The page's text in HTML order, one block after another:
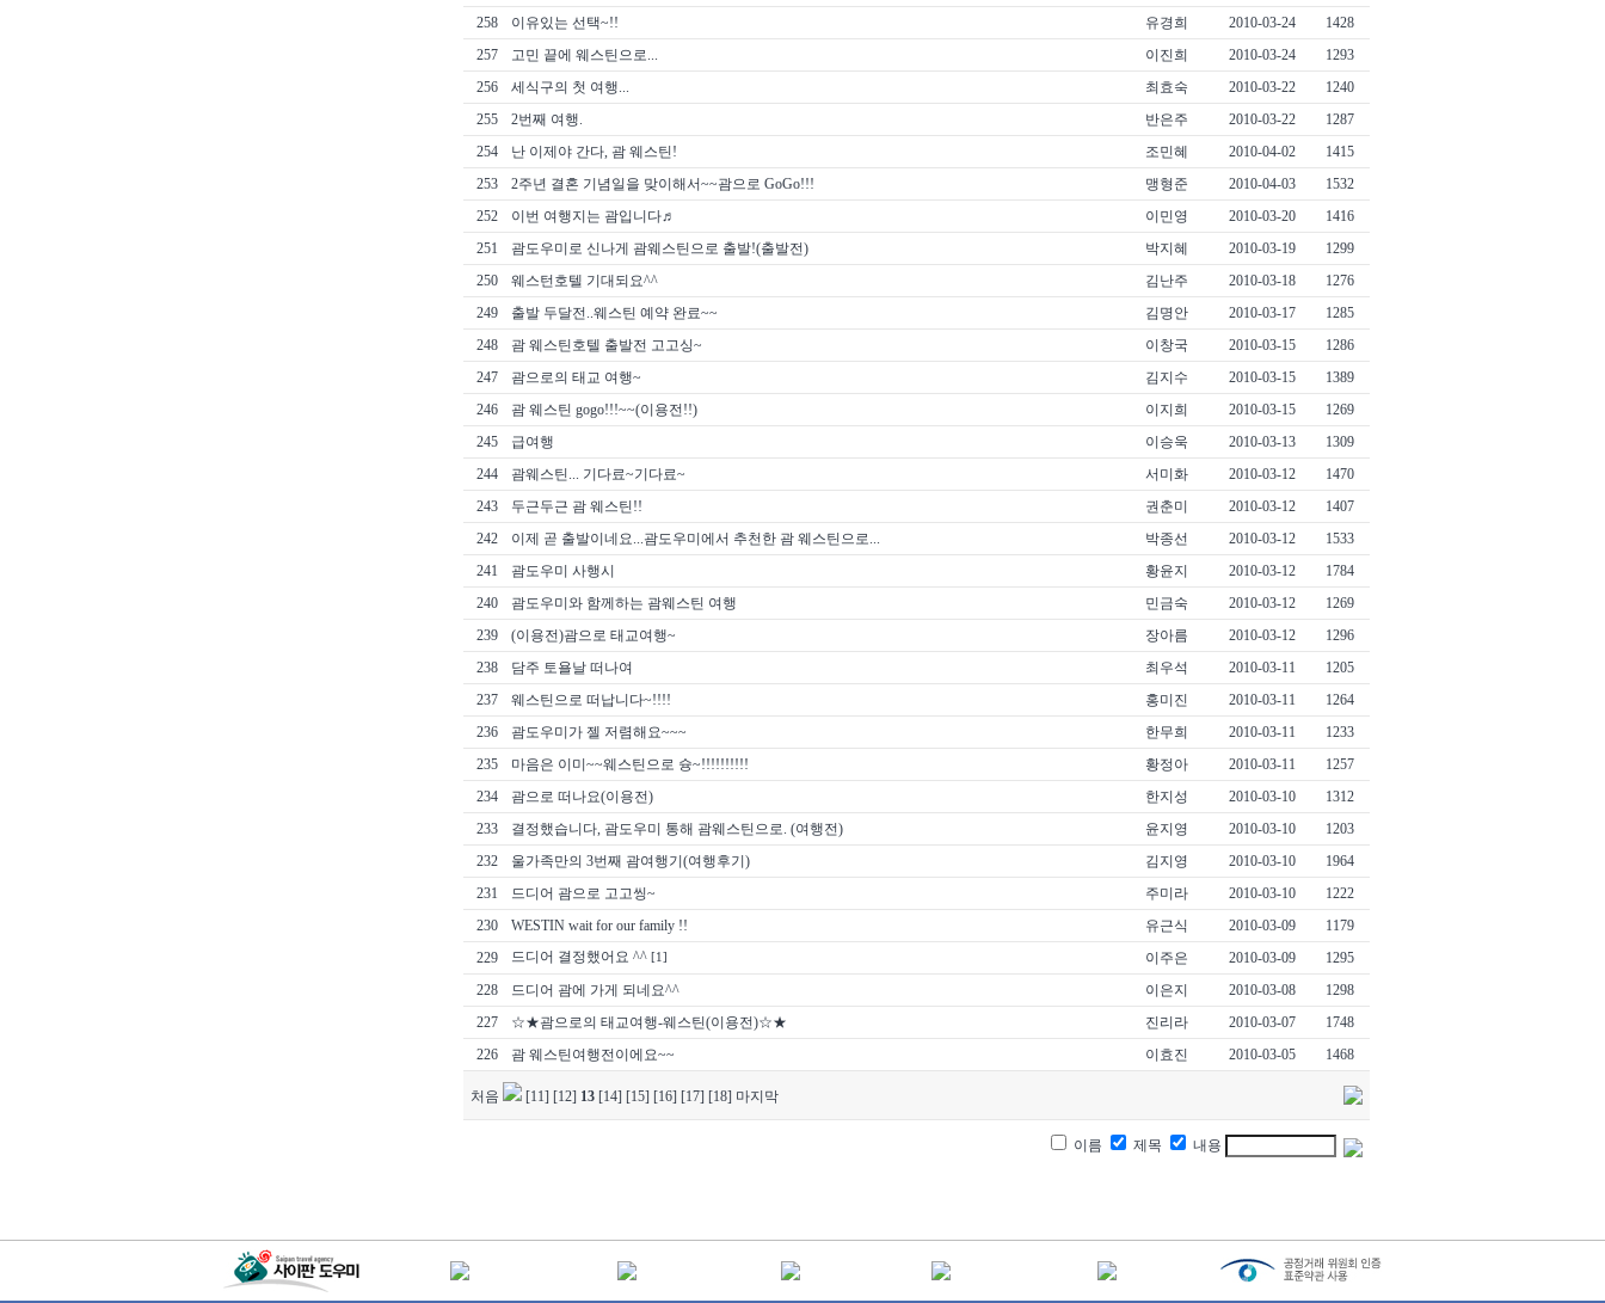
258
이유있는 선택~!! 유경희 2010-03-24
1428
257
고민 끝에 웨스틴으로... 이진희 2010-03-24
1293
256
세식구의 첫 여행... 최효숙 2010-03-22
1240
255
2번째 여행. 반은주 2010-03-22
1287
254
난 이제야 간다, 괌 웨스틴! 조민혜 2010-04-02
1415
253
2주년 결혼 기념일을 맞이해서~~괌으로 GoGo!!! 맹형준 2010-04-03
1532
252
이번 여행지는 괌입니다♬ 이민영 2010-03-20
1416
251
괌도우미로 신나게 괌웨스틴으로 출발!(출발전) 박지혜 2010-03-19
1299
250
웨스턴호텔 기대되요^^ 김난주 2010-03-18
1276
249
출발 두달전..웨스틴 예약 완료~~ 김명안 2010-03-17
1285
248
괌 웨스틴호텔 출발전 고고싱~ 이창국 2010-03-15
1286
247
괌으로의 태교 여행~ 김지수 2010-03-15
1389
246
괌 웨스틴 gogo!!!~~(이용전!!) 이지희 2010-03-15
1269
245
급여행 이승욱 2010-03-13
1309
244
괌웨스틴... 기다료~기다료~ 서미화 2010-03-12
1470
243
두근두근 괌 웨스틴!! 권춘미 2010-03-12
1407
242
이제 곧 출발이네요...괌도우미에서 추천한 괌 웨스틴으로... 박종선 2010-03-12
1533
241
괌도우미 사행시 황윤지 2010-03-12
1784
240
괌도우미와 함께하는 괌웨스틴 여행 민금숙 2010-03-12
1269
239
(이용전)괌으로 태교여행~ 장아름 2010-03-12
1296
238
담주 토욜날 떠나여 최우석 2010-03-11
1205
237
웨스틴으로 떠납니다~!!!! 홍미진 2010-03-11
1264
236
괌도우미가 젤 저렴해요~~~ 한무희 2010-03-11
1233
235
마음은 이미~~웨스틴으로 슝~!!!!!!!!!! 황정아 2010-03-11
1257
234
괌으로 떠나요(이용전) 한지성 2010-03-10
1312
233
결정했습니다, 괌도우미 통해 괌웨스틴으로. (여행전) 윤지영 2010-03-10
1203
232
울가족만의 3번째 괌여행기(여행후기) 김지영 2010-03-10
1964
231
드디어 괌으로 고고씽~ 주미라 2010-03-10
1222
230
WESTIN wait for our family !! 유근식 2010-03-09
1179
229
드디어 결정했어요 ^^ [1] 이주은 2010-03-09
1295
228
드디어 괌에 가게 되네요^^ 이은지 2010-03-08
1298
227
☆★괌으로의 태교여행-웨스틴(이용전)☆★ 진리라 2010-03-07
1748
226
괌 웨스틴여행전이에요~~ 이효진 2010-03-05 1468
처음 [11] [12] 13 [14] [15] [16] [17] [18] 마지막
이름 제목 내용